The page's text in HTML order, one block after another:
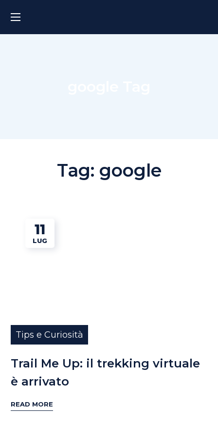
Tag: google
11
LUG
Tips e Curiosità
Trail Me Up: il trekking virtuale
è arrivato
READ MORE